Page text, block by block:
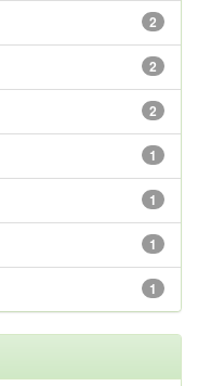
2
2
2
1
1
1
1